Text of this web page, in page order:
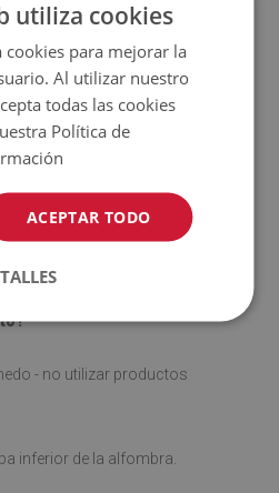
;
, resistente a las manchas y al
causados por el uso
- no utilizar productos
inferior de la alfombra.
utiliza cookies
cookies para mejorar la
Al utilizar nuestro
todas las cookies
Política de
ACEPTAR TODO